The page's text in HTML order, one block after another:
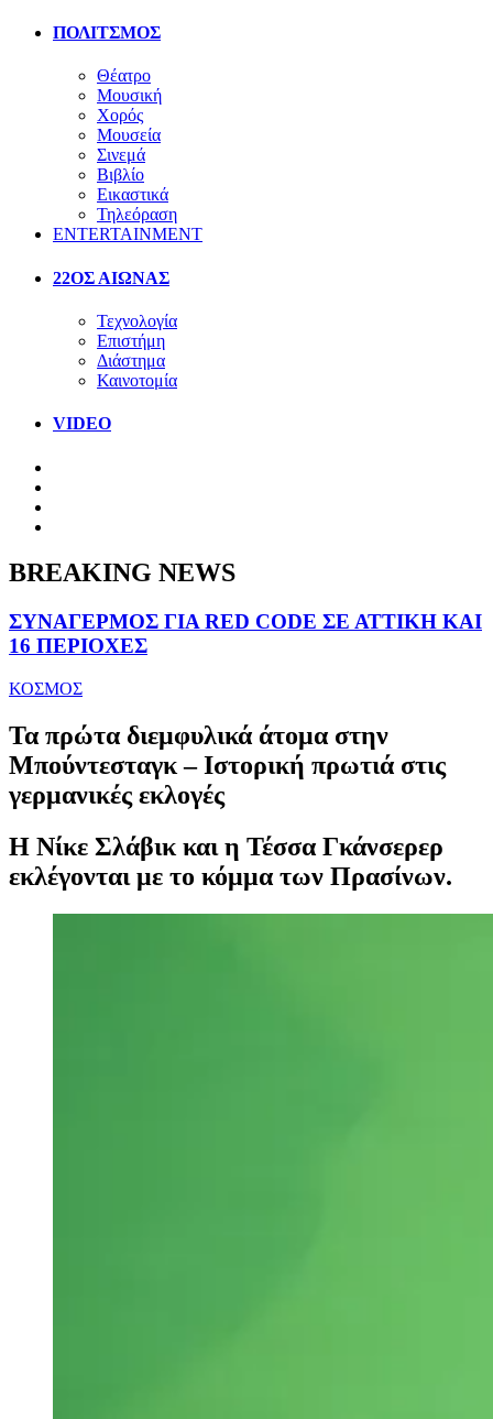
ΠΟΛΙΤΣΜΟΣ
Θέατρο
Μουσική
Χορός
Μουσεία
Σινεμά
Βιβλίο
Εικαστικά
Τηλεόραση
ENTERTAINMENT
22ΟΣ ΑΙΩΝΑΣ
Τεχνολογία
Επιστήμη
Διάστημα
Καινοτομία
VIDEO
BREAKING NEWS
ΣΥΝΑΓΕΡΜΟΣ ΓΙΑ RED CODE ΣΕ ΑΤΤΙΚΗ ΚΑΙ
16 ΠΕΡΙΟΧΕΣ
ΚΟΣΜΟΣ
Τα πρώτα διεμφυλικά άτομα στην
Μπούντεσταγκ – Ιστορική πρωτιά στις
γερμανικές εκλογές
Η Νίκε Σλάβικ και η Τέσσα Γκάνσερερ
εκλέγονται με το κόμμα των Πρασίνων.